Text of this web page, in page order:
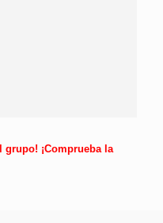
grupo! ¡Comprueba la